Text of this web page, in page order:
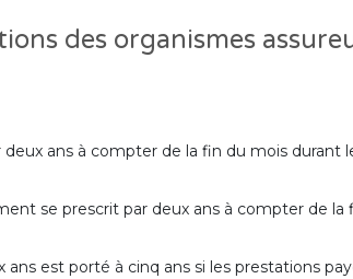
des organismes
ans à compter de la fin du mois durant
se prescrit par deux ans à compter de la
ans est porté à cinq ans si les prestations